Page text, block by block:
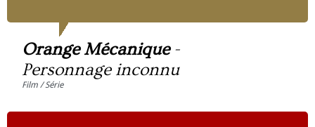
Orange Mécanique-
Personnage inconnu
Film / Série